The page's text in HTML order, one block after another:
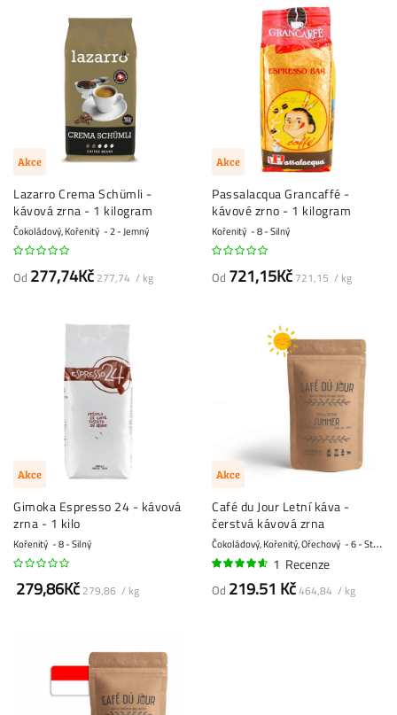
Akce
Lazarro Crema Schümli -
kávová zrna - 1 kilogram
Čokoládový, Kořenitý 2 - Jemný
Od 277,74Kč 277,74 / kg
Akce
Passalacqua Grancaffé -
kávové zrno - 1 kilogram
Kořenitý 8 - Silný
Od 721,15Kč 721,15 / kg
Akce
Gimoka Espresso 24 - kávová
zrna - 1 kilo
Kořenitý 8 - Silný
279,86Kč 279,86 / kg
Akce
Café du Jour Letní káva -
čerstvá kávová zrna
Čokoládový, Kořenitý, Ořechový 6 - Střední
1 Recenze
Od 219.51 Kč464,84 / kg